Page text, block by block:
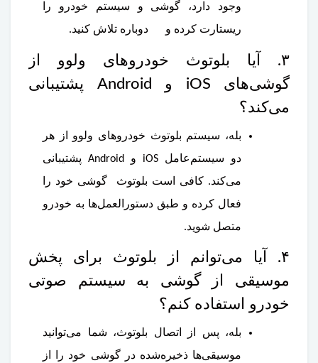
وجود دارد، گوشی و سیستم خودرو را
ریستارت کرده و دوباره تلاش کنید.
۳. آیا بلوتوث خودروهای ولوو از
گوشی‌های iOS و Android پشتیبانی
می‌کند؟
بله، سیستم بلوتوث خودروهای ولوو از هر
دو سیستم‌عامل iOS و Android پشتیبانی
می‌کند. کافی است بلوتوث گوشی خود را
فعال کرده و طبق دستورالعمل‌ها به خودرو
متصل شوید.
۴. آیا می‌توانم از بلوتوث برای پخش
موسیقی از گوشی به سیستم صوتی
خودرو استفاده کنم؟
بله، پس از اتصال بلوتوث، شما می‌توانید
موسیقی‌ها ذخیره‌شده در گوشی خود را از